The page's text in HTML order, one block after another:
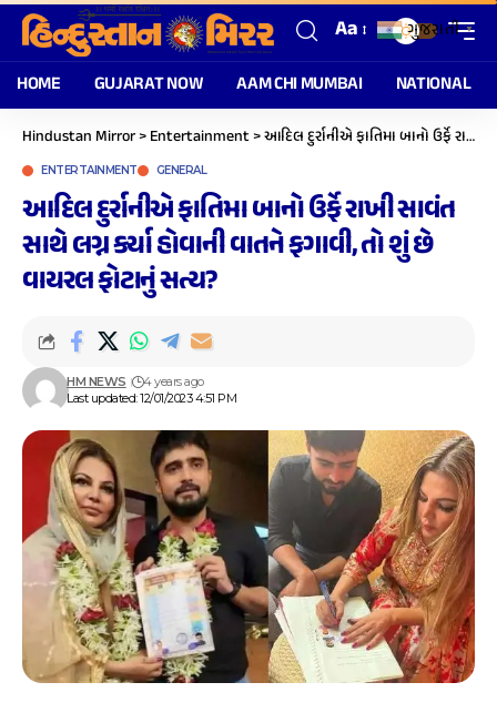
Aa
HOME GUJARAT NOW AAM CHI MUMBAI NATIONAL
Hindustan Mirror>Entertainment>આદિલ દુર્રાનીએ ફાતિમા બાનો ઉર્ફે રાખી સાવંત સાથે લગ્ન કર્યા હોવાની વાતને ફગાવી, તો શું છે વાયરલ ફોટાનું સત્ય?
ENTERTAINMENT GENERAL
આદિલ દુર્રાનીએ ફાતિમા બાનો ઉર્ફે રાખી સાવંત
સાથે લગ્ન કર્યા હોવાની વાતને ફગાવી, તો શું છે
વાયરલ ફોટાનું સત્ય?
Last updated: 12/01/2023 4:51 PM
HM NEWS 4 years ago
ગુજરાતી ▼